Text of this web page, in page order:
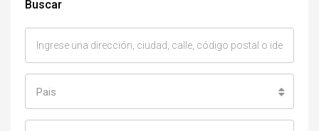
Buscar
Pais